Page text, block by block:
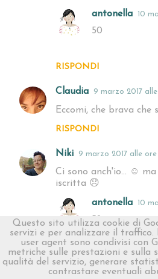
RISPONDI
antonella 10
50
Claudia 9 marzo 2017
Eccomi, che brava che
RISPONDI
Niki 9 marzo 2017 alle
Ci sono anch'io... ☺
iscritta 😞
RISPONDI
antonella 10
52
Questo sito utilizza cookie di
servizi e per analizzare il
user agent sono condivisi con
metriche sulle prestazioni e sulla
qualità del servizio, generare
contrastare eventuali